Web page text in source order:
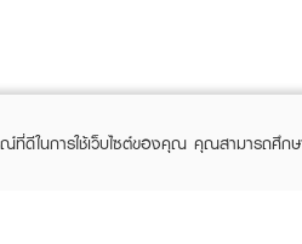
ที่ดีในการใช้เว็บไซต์ของคุณ คุณสามารถศึกษ